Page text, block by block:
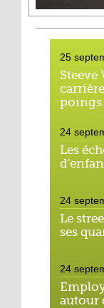
25
Steeve
poings
24
Les
24
Le
ses
24
autour